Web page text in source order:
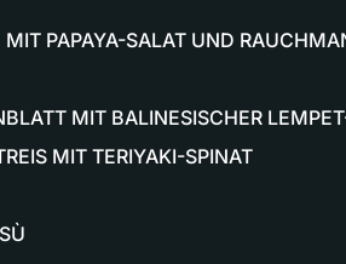
PAPAYA-SALAT UND
MIT BALINESISCHER
MIT TERIYAKI-SPINAT